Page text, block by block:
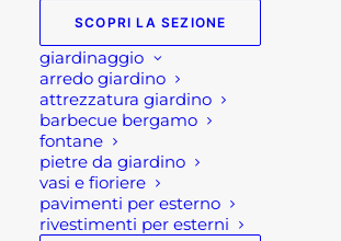
SCOPRI LA SEZIONE
giardinaggio
arredo giardino
attrezzatura giardino
barbecue bergamo
fontane
pietre da giardino
vasi e fioriere
pavimenti per esterno
rivestimenti per esterni